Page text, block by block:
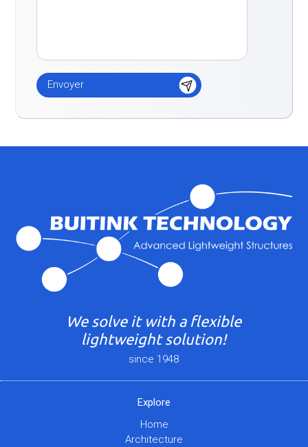
We solve it with a flexible
lightweight solution!
since 1948
Explore
Home
Architecture